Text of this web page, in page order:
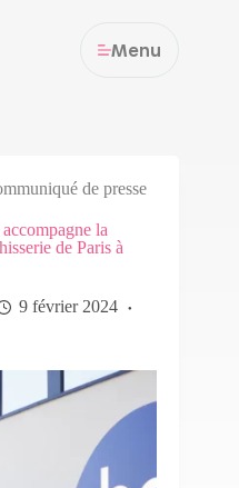
Menu
de presse
la
de Paris à
9 février 2024